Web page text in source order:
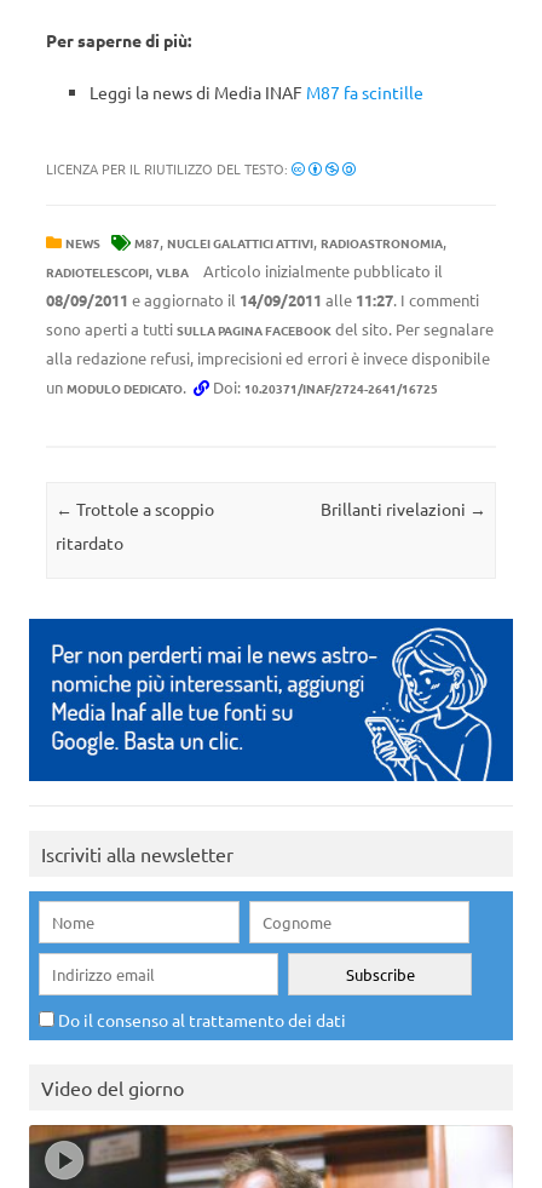
Per saperne di più:
Leggi la news di Media INAF M87 fa scintille
LICENZA PER IL RIUTILIZZO DEL TESTO:
NEWS M87, NUCLEI GALATTICI ATTIVI, RADIOASTRONOMIA,
RADIOTELESCOPI, VLBA
Articolo inizialmente pubblicato il
08/09/2011 e aggiornato il 14/09/2011 alle 11:27. I commenti
sono aperti a tutti SULLA PAGINA FACEBOOK del sito. Per segnalare
alla redazione refusi, imprecisioni ed errori è invece disponibile
un MODULO DEDICATO. Doi: 10.20371/INAF/2724-2641/16725
Navigazione articolo
← Trottole a scoppio
ritardato
Brillanti rivelazioni →
Iscriviti alla newsletter
Do il consenso al trattamento dei dati
Video del giorno